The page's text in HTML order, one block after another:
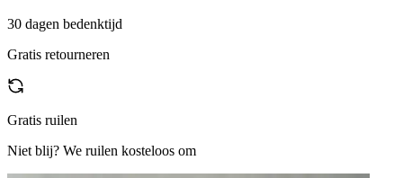
30 dagen bedenktijd
Gratis retourneren
Gratis ruilen
Niet blij? We ruilen kosteloos om